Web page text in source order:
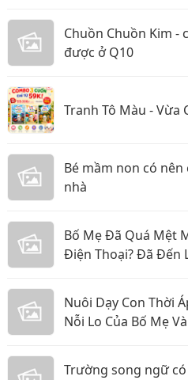
Chuồn Chuồn Kim -
được ở Q10
Tranh Tô Màu - Vừa
Bé mầm non có
nhà
Bố Mẹ Đã Quá Mệt
Điện Thoại? Đã Đến
Nuôi Dạy Con Thời
Nỗi Lo Của Bố Mẹ
Trường song ngữ